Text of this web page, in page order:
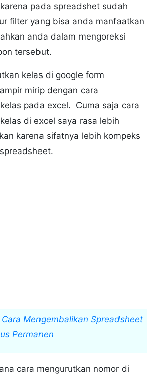
pada spreadshet sudah
filter yang bisa anda manfaatkan
anda dalam mengoreksi
tersebut.
kelas di google form
mirip dengan cara
pada excel. Cuma saja cara
di excel saya rasa lebih
karena sifatnya lebih kompeks
Cara Mengembalikan Spreadsheet
Permanen
cara mengurutkan nomor di